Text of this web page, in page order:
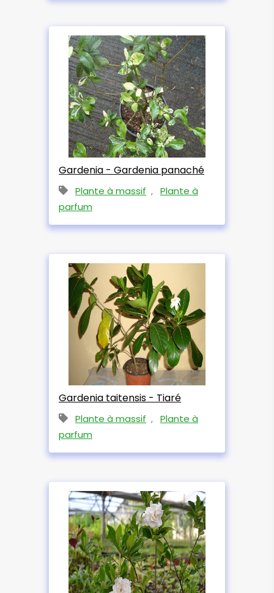
Gardenia - Gardenia panaché
Plante à massif , Plante à
parfum
Gardenia taitensis - Tiaré
Plante à massif , Plante à
parfum